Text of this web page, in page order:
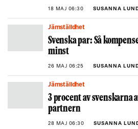
18 MAJ 06:30 SUSANNA
Jämställdhet
Svenska par: Så
minst
26 MAJ 06:25 SUSANNA
Jämställdhet
3 procent av svenskarna
partnern
28 MAJ 06:30 SUSANNA